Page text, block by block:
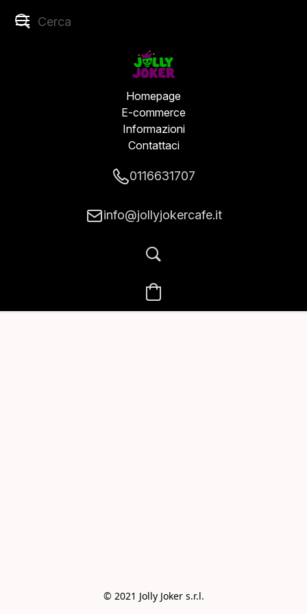
Homepage
E-commerce
Informazioni
Contattaci
0116631707
info@jollyjokercafe.it
© 2021 Jolly Joker s.r.l.